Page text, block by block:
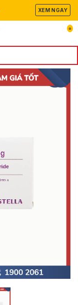
XEM NGAY
0